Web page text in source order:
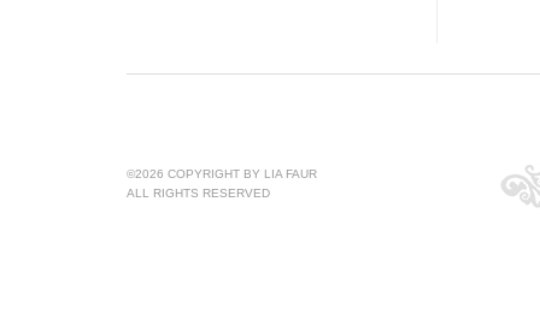
©2026 COPYRIGHT BY LIA FAUR
ALL RIGHTS RESERVED